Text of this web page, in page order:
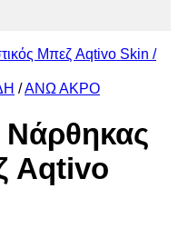
/ΑΝΩ ΑΚΡΟ
Νάρθηκας
Aqtivo